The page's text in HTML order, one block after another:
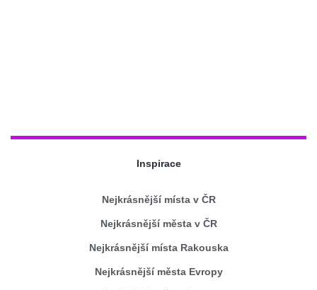
Inspirace
Nejkrásnější místa v ČR
Nejkrásnější města v ČR
Nejkrásnější místa Rakouska
Nejkrásnější města Evropy